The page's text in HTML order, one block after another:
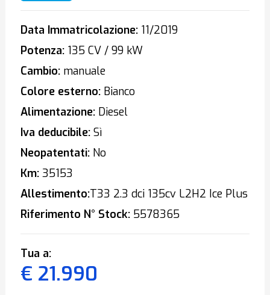
Data Immatricolazione:11/2019
Potenza:135 CV / 99 kW
Cambio:manuale
Colore esterno:Bianco
Alimentazione:Diesel
Iva deducibile:Sì
Neopatentati:No
Km:35153
Allestimento:T33 2.3 dci 135cv L2H2 Ice Plus
Riferimento N° Stock:5578365
Tua a:
€ 21.990